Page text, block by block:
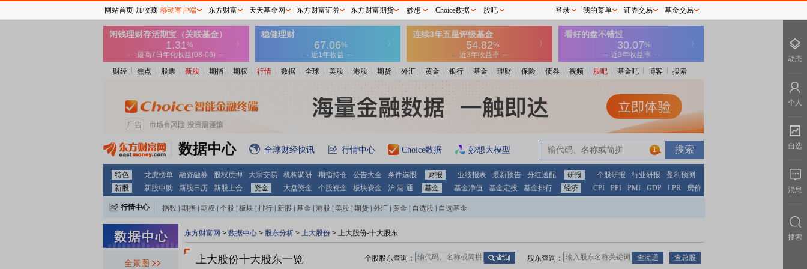
财经 焦点 股票 新股 期指 期权 行情 数据 全球 美股 港股 期货 外汇 黄金 银行 基金 理财 保险 债券 视频 股吧 基金吧 博客 搜索
数据中心 全球财经快讯 行情中心 Choice数据 妙想大模型 1
特色 龙虎榜单 融资融券 股权质押 大宗交易 机构调研 期指持仓 公告大全 条件选股 财报 业绩报表 最新预告 分红送配 研报 个股研报 行业研报
盈利预测
新股
新股申购 新股日历 新股上会 资金 大盘资金 个股资金 板块资金 沪 港 通 基金 基金净值 基金定投 基金排行 经济 CPI PPI PMI GDP LPR 房价
行情中心 指数 期指 期权 个股 板块 排行 新股 基金 港股 美股 期货 外汇 黄金 自选股 自选基金
全景图
东方财富网 > 数据中心 > 股东分析 > 上大股份 > 上大股份-十大股东
上大股份十大股东一览 股东查询：
个股股东查询：
网站首页 加收藏 移动客户端 东方财富 天天基金网 东方财富证券 东方财富期货 妙想 Choice数据 股吧 登录 我的菜单 证券交易 基金交易
动态
个人
自选
消息
搜索